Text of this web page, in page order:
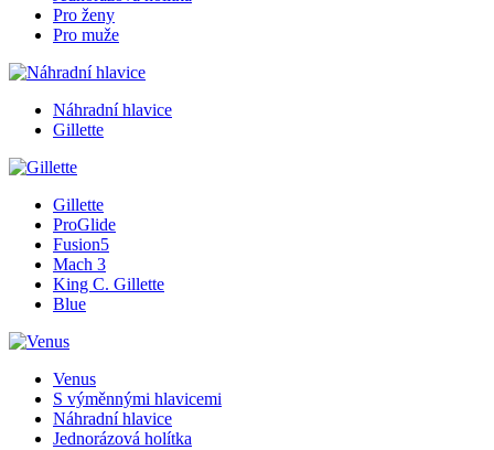
Pro ženy
Pro muže
Náhradní hlavice
Gillette
Gillette
ProGlide
Fusion5
Mach 3
King C. Gillette
Blue
Venus
S výměnnými hlavicemi
Náhradní hlavice
Jednorázová holítka